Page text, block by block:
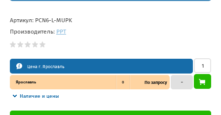
Артикул: PCN6-L-MUPK
Производитель: PPT
Цена г. Ярославль
Ярославль 0 По запросу
Наличие и цены
–